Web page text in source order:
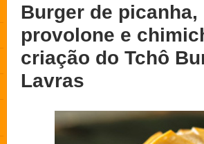
Burger de
provolone e
criação do Tchô
Lavras